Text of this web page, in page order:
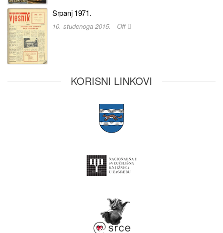
Srpanj 1971.
10. studenoga 2015. Off
KORISNI LINKOVI